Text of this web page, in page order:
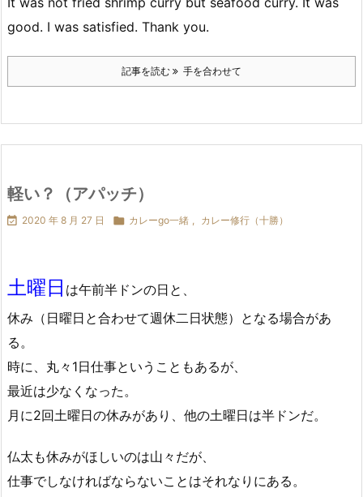
good. I was satisfied. Thank you.
記事を読む 手を合わせて
軽い？（アパッチ）
 2020 年 8 月 27 日  カレーgo一緒 カレー修行（十勝）
土曜日 は午前半ドンの日と、
休み（日曜日と合わせて週休二日状態）となる場合があ
る。
時に、丸々1日仕事ということもあるが、
最近は少なくなった。
月に2回土曜日の休みがあり、他の土曜日は半ドンだ。
仏太も休みがほしいのは山々だが、
仕事でしなければならないことはそれなりにある。